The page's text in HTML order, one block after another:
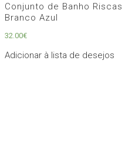
Conjunto de Banho Riscas
Branco Azul
32.00€
Adicionar à lista de desejos